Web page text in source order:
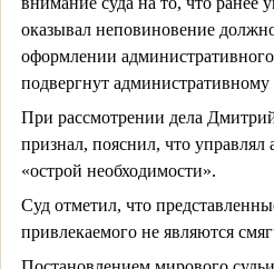
оказывал неповиновение
оформлении
подвергнут административному
При рассмотрении дела
признал, пояснил, что управлял
«острой необходимости».
Суд отметил, что
привлекаемого не являются